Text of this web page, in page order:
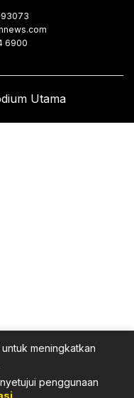
6900
Utama
meningkatkan
penggunaan